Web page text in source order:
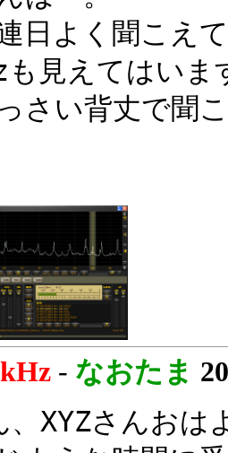
日よく聞こえ
も見えてはいま
さい背丈で聞
- なおたま
、XYZさんおは